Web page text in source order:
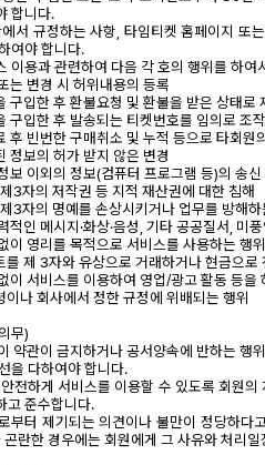
합니다.
서 규정하는 사항, 타임티켓 홈페이지 또
여야 합니다.
이용과 관련하여 다음 각 호의 행위를 하여
는 변경 시 허위내용의 등록
구입한 후 환불요청 및 환불을 받은 상태
구입한 후 발송되는 티켓번호를 임의로 조
후 빈번한 구매취소 및 누적 등으로 타회
정보의 허가 받지 않은 변경
보 이외의 정보(컴퓨터 프로그램 등)의 송신
3자의 저작권 등 지적 재산권에 대한 침해
3자의 명예를 손상시키거나 업무를 방해하
적인 메시지·화상·음성, 기타 공공질서, 미
이 영리를 목적으로 서비스를 사용하는 행위
를 제 3자와 유상으로 거래하거나 현금으로
이 서비스를 이용하여 영업/광고 활동 등
이나 회사에서 정한 규정에 위배되는 행위
무)
약관이 금지하거나 공서양속에 반하는 행
을 다하여야 합니다.
전하게 서비스를 이용할 수 있도록 회원
고 준수합니다.
부터 제기되는 의견이나 불만이 정당하다
곤란한 경우에는 회원에게 그 사유와 처리